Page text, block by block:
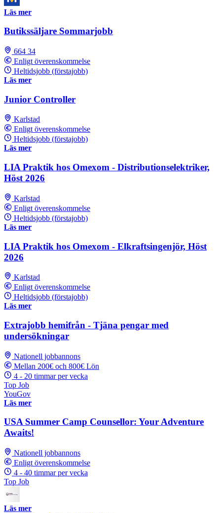
Läs mer
Butikssäljare Sommarjobb
664 34
Enligt överenskommelse
Heltidsjobb (förstajobb)
Läs mer
Junior Controller
Karlstad
Enligt överenskommelse
Heltidsjobb (förstajobb)
Läs mer
LIA Praktik hos Omexom - Distributionselektriker,
Höst 2026
Karlstad
Enligt överenskommelse
Heltidsjobb (förstajobb)
Läs mer
LIA Praktik hos Omexom - Elkraftsingenjör, Höst
2026
Karlstad
Enligt överenskommelse
Heltidsjobb (förstajobb)
Läs mer
Extrajobb hemifrån - Tjäna pengar med
undersökningar
Nationell jobbannons
Mellan 200€ och 800€ Lön
4 - 20 timmar per vecka
Top Job
YouGov
Läs mer
USA Summer Camp Counsellor: Your Adventure
Awaits!
Nationell jobbannons
Enligt överenskommelse
4 - 40 timmar per vecka
Top Job
Läs mer